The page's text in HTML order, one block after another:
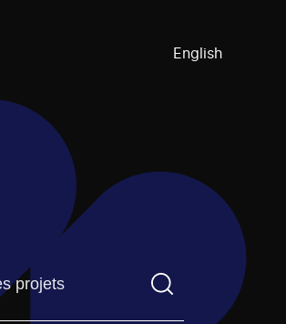
English
devez saisir un terme de